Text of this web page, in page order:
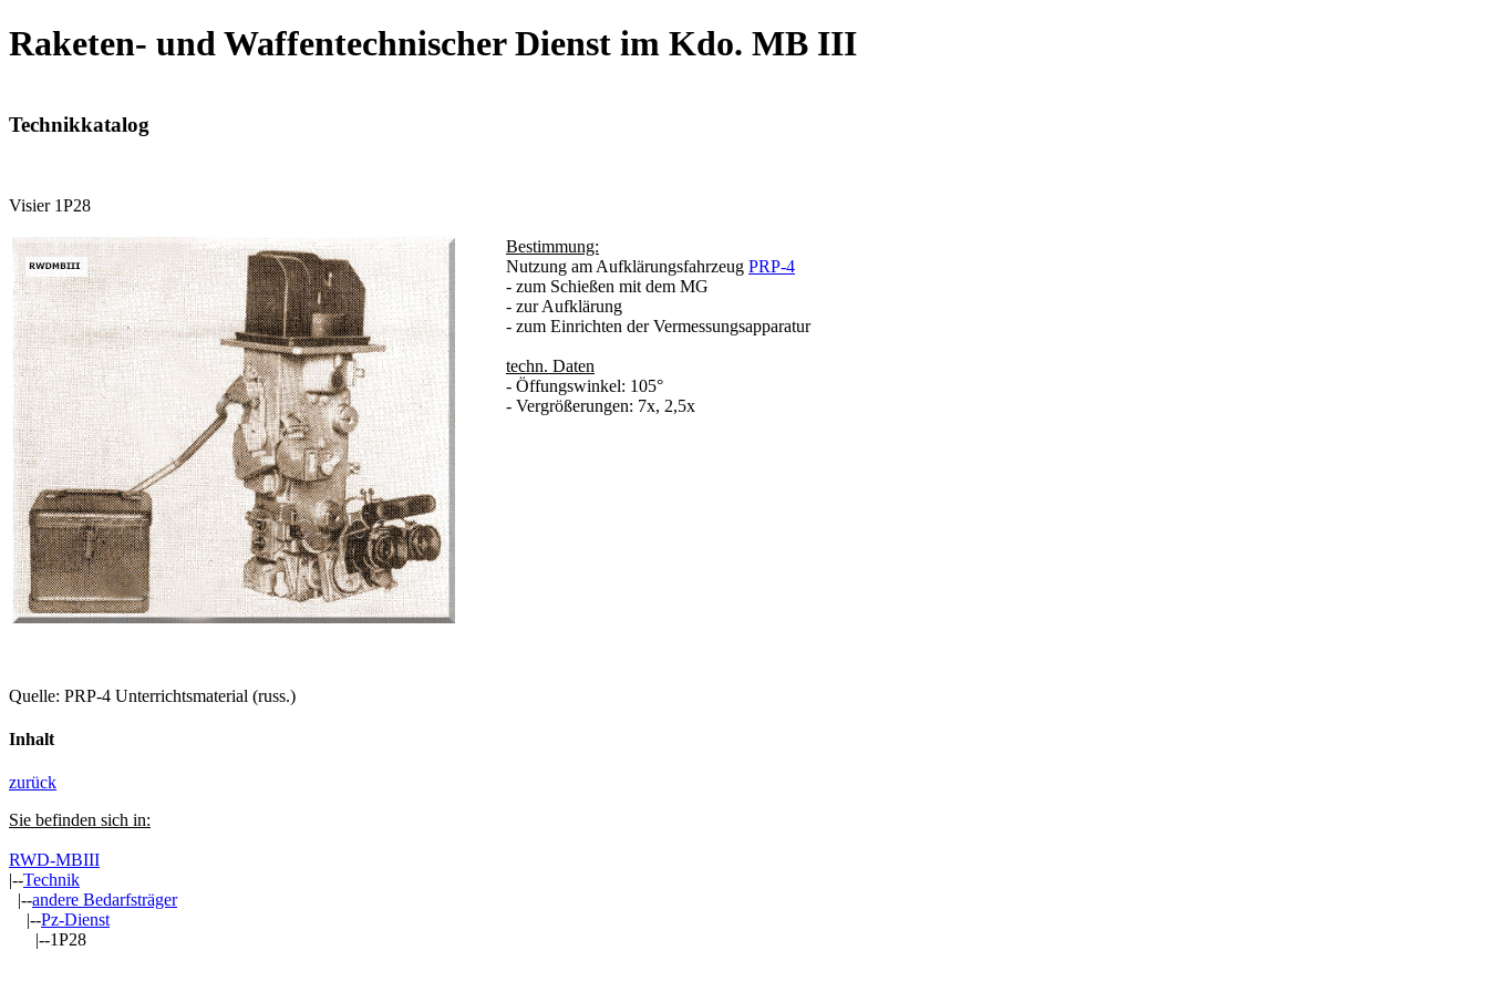
Raketen- und Waffentechnischer Dienst im Kdo. MB III
Technikkatalog
Visier 1P28
Bestimmung:
Nutzung am Aufklärungsfahrzeug PRP-4
- zum Schießen mit dem MG
- zur Aufklärung
- zum Einrichten der Vermessungsapparatur
techn. Daten
- Öffungswinkel: 105°
- Vergrößerungen: 7x, 2,5x
Quelle: PRP-4 Unterrichtsmaterial (russ.)
Inhalt
zurück
Sie befinden sich in:
RWD-MBIII
|--Technik
|--andere Bedarfsträger
|--Pz-Dienst
|--1P28